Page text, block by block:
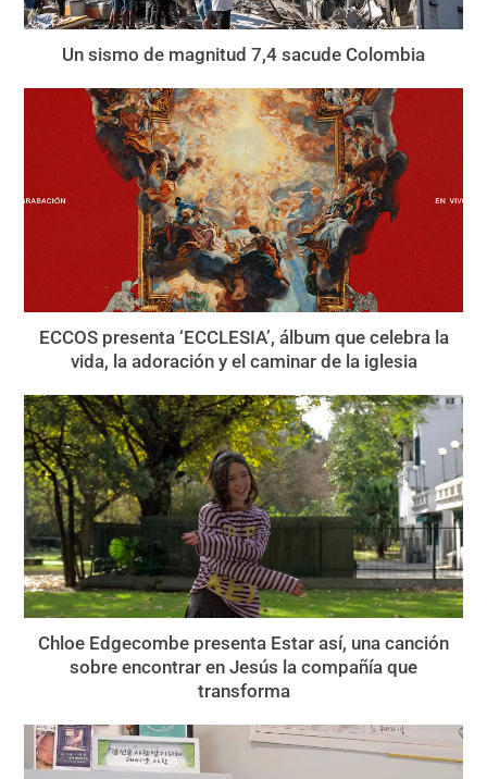
Un sismo de magnitud 7,4 sacude Colombia
ECCOS presenta ‘ECCLESIA’, álbum que celebra la
vida, la adoración y el caminar de la iglesia
Chloe Edgecombe presenta Estar así, una canción
sobre encontrar en Jesús la compañía que
transforma